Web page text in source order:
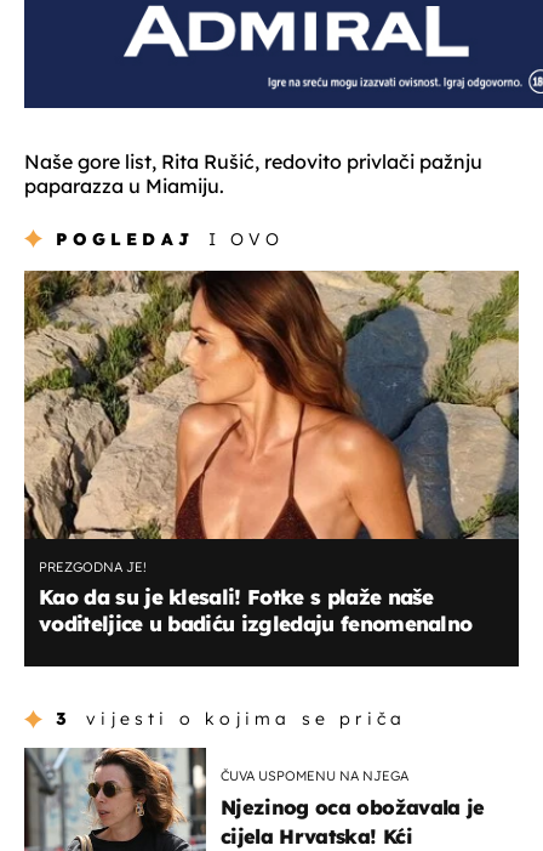
Naše gore list, Rita Rušić, redovito privlači pažnju
paparazza u Miamiju.
POGLEDAJ I OVO
PREZGODNA JE!
Kao da su je klesali! Fotke s plaže naše
voditeljice u badiću izgledaju fenomenalno
3 vijesti o kojima se priča
ČUVA USPOMENU NA NJEGA
Njezinog oca obožavala je
cijela Hrvatska! Kći